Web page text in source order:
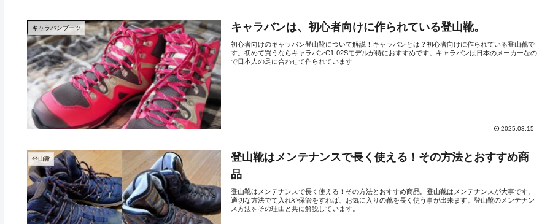
キャラバンブーツ キャラバンは、初心者向けに作られている登山靴。
初心者向けのキャラバン登山靴について解説！キャラバンとは？初心者向けに作られている登山靴で
す。初めて買うならキャラバンC1-02Sモデルが特におすすめです。キャラバンは日本のメーカーなの
で日本人の足に合わせて作られています
2025.03.15
登山靴
登山靴はメンテナンスで長く使える！その方法とおすすめ商
品
登山靴はメンテナンスで長く使える！その方法とおすすめ商品。登山靴はメンテナンスが大事です。
適切な方法でて入れや保管をすれば、お気に入りの靴を長く使う事が出来ます。登山靴のメンテナン
ス方法をその理由と共に解説しています。